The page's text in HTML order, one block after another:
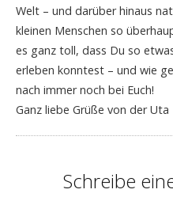
Welt – und darüber hinaus
kleinen Menschen so
es ganz toll, dass Du so
erleben konntest – und wie
nach immer noch bei Euch!
Ganz liebe Grüße von der Uta
Schreibe